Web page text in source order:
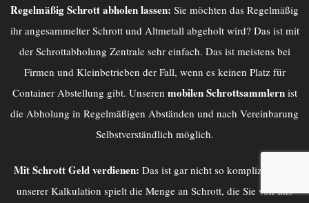
Regelmäßig Schrott abholen lassen: Sie möchten das Regelmäßig
ihr angesammelter Schrott und Altmetall abgeholt wird? Das ist mit
der Schrottabholung Zentralesehr einfach. Das ist meistens bei
Firmen und Kleinbetrieben der Fall, wenn es keinen Platz für
Container Abstellung gibt. Unseren mobilen Schrottsammlernist
die Abholung in Regelmäßigen Abständen und nach Vereinbarung
Selbstverständlich möglich.
Mit Schrott Geld verdienen: Das ist gar nicht so kompliziert, Bei
unserer Kalkulation spielt die Menge an Schrott, die Sie von uns